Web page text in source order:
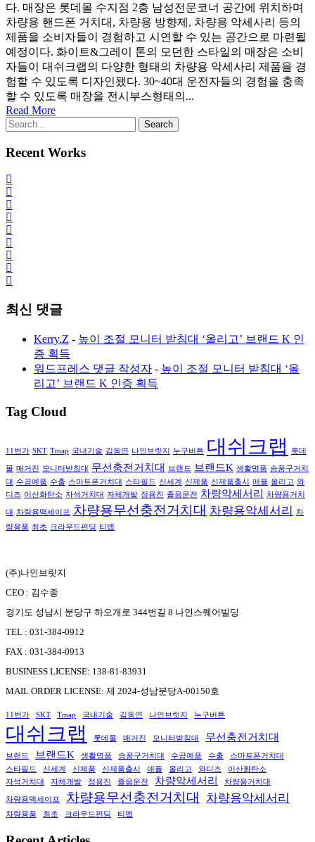
다. 매장은 롯데몰 수지점 2층 남성전문코너 공간에 위치하며
차량용 핸드폰 거치대, 차량용 방향제, 차량용 악세사리 등의
제품을 소비자들이 경험하고 시연할 수 있는 공간으로 마련될
예정이다. 화이트&그레이 톤의 모던한 스타일의 매장은 소비
자들이 대쉬크랩의 다양한 형태의 차량용 악세사리 제품을 경
험할 수 있도록 디자인됐다. 30~40대 운전자들의 경험을 충족
할 수 있도록 매장을 전시부스형태의...
Read More
Recent Works
최신 댓글
Kerry.Z - 높이 조절 모니터 받침대 ‘올리고’ 브랜드 K 인
증 획득
워드프레스 댓글 작성자 - 높이 조절 모니터 받침대 ‘올
리고’ 브랜드 K 인증 획득
Tag Cloud
11번가 SKT Tmap 국내기술 김동연 나인브릿지 누구버튼 대쉬크랩 롯데
몰 매거진 모니터받침대 무선충전거치대 브랜드 브랜드K 생활명품 송풍구거치
대 수공예품 수출 스마트폰거치대 스타필드 신세계 신제품 신제품출시 애플 올리고 와
디즈 이산화탄소 자석거치대 자체개발 정용진 졸음운전 차량악세서리 차량용거치
대 차량용맥세이프 차량용무선충전거치대 차량용악세서리
차
량용품 최초 크라우드펀딩 티맵
(주)나인브릿지
CEO : 김수종
경기도 성남시 분당구 하오개로 344번길 8 나인스퀘어빌딩
TEL : 031-384-0912
FAX : 031-384-0913
BUSINESS LICENSE: 138-81-83931
MAIL ORDER LICENSE: 제 2024-성남분당A-00150호
11번가 SKT Tmap 국내기술 김동연 나인브릿지 누구버튼
대쉬크랩 롯데몰 매거진 모니터받침대 무선충전거치대
브랜드 브랜드K 생활명품 송풍구거치대 수공예품 수출
스마트폰거치대
스타필드
신세계 신제품 신제품출시 애플 올리고 와디즈
이산화탄소
자석거치대
자체개발 정용진 졸음운전 차량악세서리 차량용거치대
차량용맥세이프 차량용무선충전거치대 차량용악세서리
차량용품 최초 크라우드펀딩 티맵